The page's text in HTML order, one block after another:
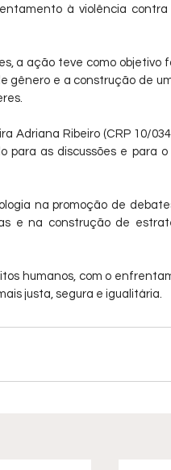
à violência
a ação teve como objetivo
gênero e a construção de
Adriana Ribeiro (CRP 10/
para as discussões e para
na promoção de
e na construção de
humanos, com o
justa, segura e igualitária.